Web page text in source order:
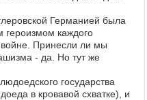
Германией была
героизмом каждого
войне. Принесли ли мы
- да. Но тут же
государства
в кровавой схватке), и